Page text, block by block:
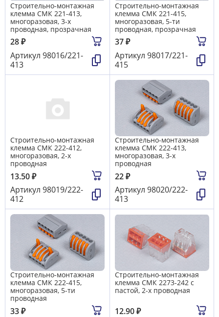
Строительно-монтажная
клемма СМК 221-413,
многоразовая, 3-х
проводная, прозрачная
28₽
Артикул 98016/221-
413
Строительно-монтажная
клемма СМК 221-415,
многоразовая, 5-ти
проводная, прозрачная
37₽
Артикул 98017/221-
415
Строительно-монтажная
клемма СМК 222-412,
многоразовая, 2-х
проводная
13.50₽
Артикул 98019/222-
412
Строительно-монтажная
клемма СМК 222-413,
многоразовая, 3-х
проводная
22₽
Артикул 98020/222-
413
Строительно-монтажная
клемма СМК 222-415,
многоразовая, 5-ти
проводная
33₽
Строительно-монтажная
клемма СМК 2273-242 с
пастой, 2-х проводная
12.90₽